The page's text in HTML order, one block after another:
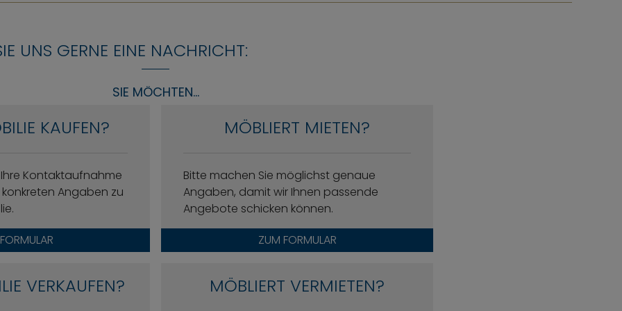
UNS GERNE EINE NACHRICHT:
SIE MÖCHTEN...
KAUFEN?
Kontaktaufnahme
Angaben zu
MÖBLIERT MIETEN?
Bitte machen Sie möglichst genaue
Angaben, damit wir Ihnen passende
Angebote schicken können.
ZUM FORMULAR
VERKAUFEN? MÖBLIERT VERMIETEN?